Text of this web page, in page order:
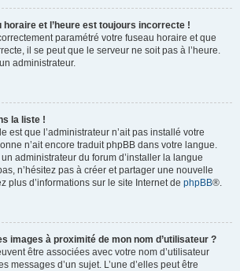
horaire et l’heure est toujours incorrecte !
paramétré votre fuseau horaire et que
il se peut que le serveur ne soit pas à l’heure.
administrateur.
la liste !
est que l’administrateur n’ait pas installé votre
n’ait encore traduit phpBB dans votre langue.
administrateur du forum d’installer la langue
n’hésitez pas à créer et partager une nouvelle
plus d’informations sur le site Internet de phpBB®.
images à proximité de mon nom d’utilisateur ?
être associées avec votre nom d’utilisateur
messages d’un sujet. L’une d’elles peut être